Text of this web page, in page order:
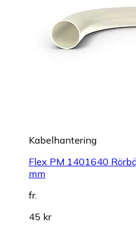
Kabelhantering
Flex PM 1401640
mm
fr.
45 kr